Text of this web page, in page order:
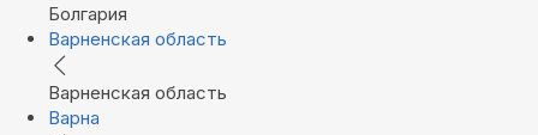
Болгария
Варненская область
Варненская область
Варна